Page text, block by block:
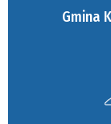
Gmina